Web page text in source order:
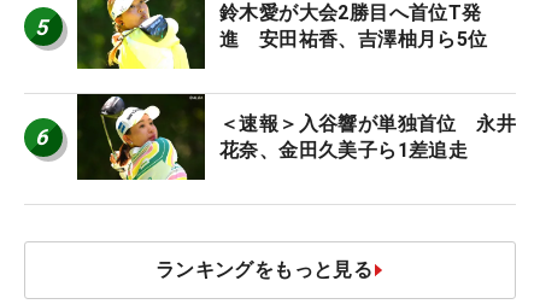
5
鈴木愛が大会2勝目へ首位T発
進 安田祐香、吉澤柚月ら5位
6
＜速報＞入谷響が単独首位 永井
花奈、金田久美子ら1差追走
ランキングをもっと見る